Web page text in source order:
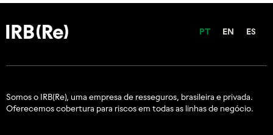
PT EN ES
Somos o IRB(Re), uma empresa de resseguros, brasileira e privada.
Oferecemos cobertura para riscos em todas as linhas de negócio.